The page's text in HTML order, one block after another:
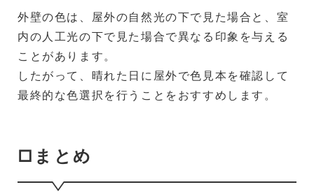
外壁の色は、屋外の自然光の下で見た場合と、室
内の人工光の下で見た場合で異なる印象を与える
ことがあります。
したがって、晴れた日に屋外で色見本を確認して
最終的な色選択を行うことをおすすめします。
□まとめ